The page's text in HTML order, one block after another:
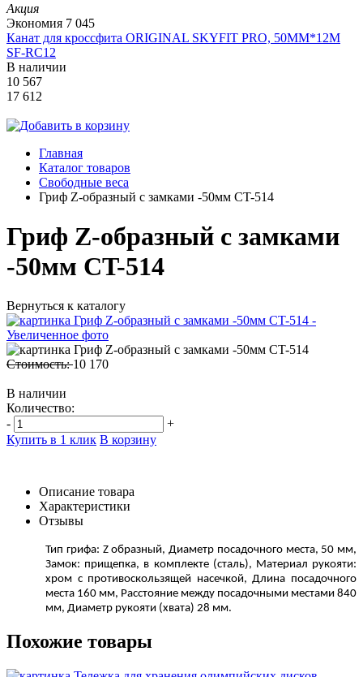
Акция
Экономия 7 045
Канат для кроссфита ORIGINAL SKYFIT PRO, 50MM*12M
SF-RС12
В наличии
10 567
17 612
Главная
Каталог товаров
Свободные веса
Гриф Z-образный с замками -50мм CT-514
Гриф Z-образный с замками
-50мм CT-514
Вернуться к каталогу
Стоимость:10 170
В наличии
Количество:
-
+
Купить в 1 клик В корзину
Описание товара
Характеристики
Отзывы
Тип грифа: Z образный, Диаметр посадочного места, 50 мм,
Замок: прищепка, в комплекте (сталь), Материал рукояти:
хром с противоскользящей насечкой, Длина посадочного
места 160 мм, Расстояние между посадочными местами 840
мм, Диаметр рукояти (хвата) 28 мм.
Похожие товары